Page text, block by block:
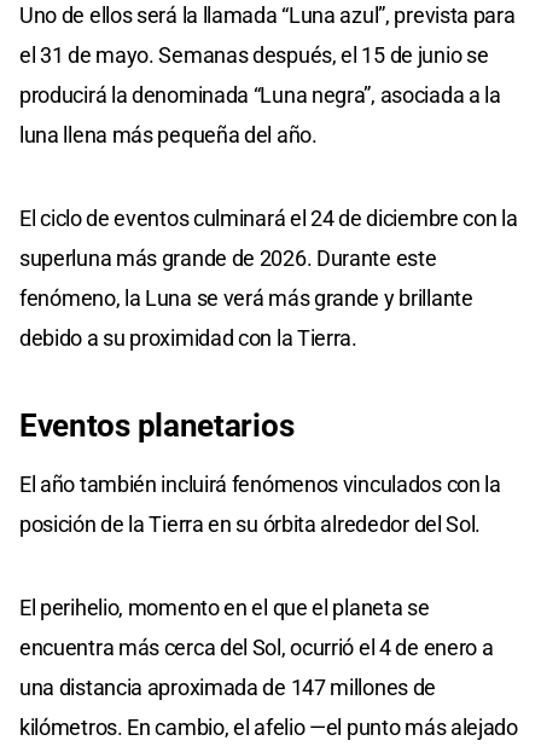
Uno de ellos será la llamada “Luna azul”, prevista para
el 31 de mayo. Semanas después, el 15 de junio se
producirá la denominada “Luna negra”, asociada a la
luna llena más pequeña del año.
El ciclo de eventos culminará el 24 de diciembre con la
superluna más grande de 2026. Durante este
fenómeno, la Luna se verá más grande y brillante
debido a su proximidad con la Tierra.
Eventos planetarios
El año también incluirá fenómenos vinculados con la
posición de la Tierra en su órbita alrededor del Sol.
El perihelio, momento en el que el planeta se
encuentra más cerca del Sol, ocurrió el 4 de enero a
una distancia aproximada de 147 millones de
kilómetros. En cambio, el afelio —el punto más alejado